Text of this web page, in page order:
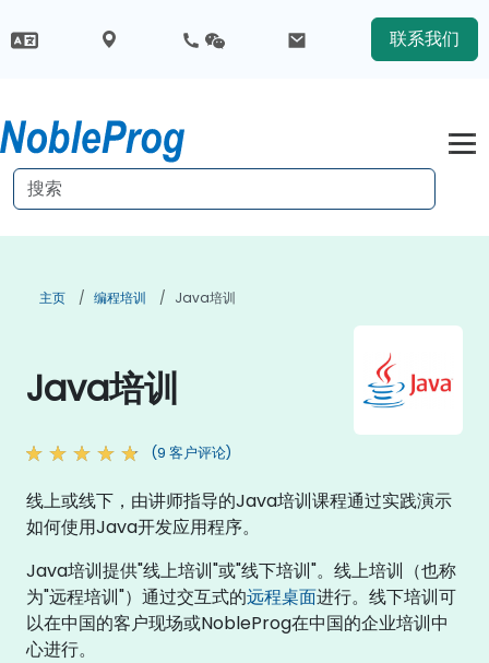
联系我们
主页 编程培训 Java培训
Java培训
(9 客户评论)
线上或线下，由讲师指导的Java培训课程通过实践演示
如何使用Java开发应用程序。
Java培训提供"线上培训"或"线下培训"。线上培训（也称
为"远程培训"）通过交互式的远程桌面进行。线下培训可
以在中国的客户现场或NobleProg在中国的企业培训中
心进行。